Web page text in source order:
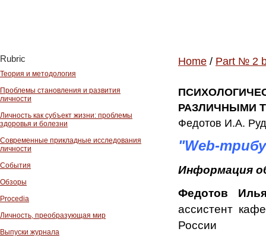
Rubric
Теория и методология
Проблемы становления и развития
личности
Личность как субъект жизни: проблемы
здоровья и болезни
Современные прикладные исследования
личности
События
Обзоры
Procedia
Личность, преобразующая мир
Выпуски журнала
Home / Part № 2
РАЗЛИЧНЫМИ
Федотов И.А.
"Web-
Информация
Федотов
ассистент
России